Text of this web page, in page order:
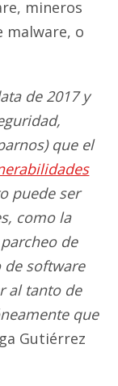
mineros
o
de 2017 y
que el
puede ser
como la
de
de software
al tanto de
que
Gutiérrez